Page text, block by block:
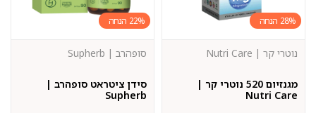
28%
מגנזיום 520 נוטרי קר |
Nutri Care
נוטרי קר | Nutri Care
22%
סידן ציטראט סופהרב |
Supherb
סופהרב | Supherb